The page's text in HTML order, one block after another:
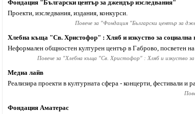
Фондация "Български център за джендър изследвания"
Проекти, изследвания, издания, конкурси.
Повече за "Фондация "Български център за
Хлебна къща "Св. Христофор" : Хляб и изкуство за социална
Неформален общностен културен център в Габрово, посветен
Повече за "Хлебна къща "Св. Христофор" : Хляб и изкуство за
Медиа лайв
Реализира проекти в културната сфера - концерти, фестивали и
Фондация Аматерас